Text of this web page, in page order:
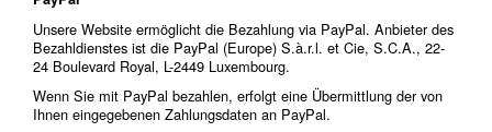
Unsere Website ermöglicht die Bezahlung via PayPal. Anbieter des
Bezahldienstes ist die PayPal (Europe) S.à.r.l. et Cie, S.C.A., 22-
24 Boulevard Royal, L-2449 Luxembourg.
Wenn Sie mit PayPal bezahlen, erfolgt eine Übermittlung der von
Ihnen eingegebenen Zahlungsdaten an PayPal.